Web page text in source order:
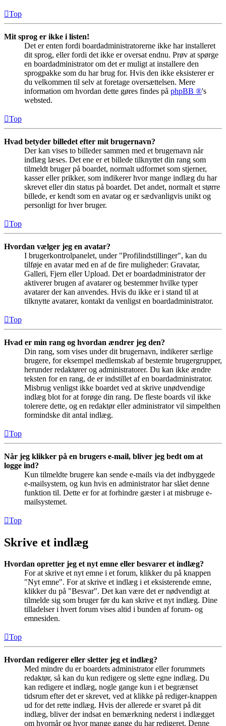
Top
Mit sprog er ikke i listen!
Det er enten fordi boardadministratorerne ikke har installeret
dit sprog, eller fordi det ikke er oversat endnu. Prøv at spørge
en boardadministrator om det er muligt at installere den
sprogpakke som du har brug for. Hvis den ikke eksisterer er
du velkommen til selv at foretage oversættelsen. Mere
information om hvordan dette gøres findes på phpBB ®'s
websted.
Top
Hvad betyder billedet efter mit brugernavn?
Der kan vises to billeder sammen med et brugernavn når
indlæg læses. Det ene er et billede tilknyttet din rang som
tilmeldt bruger på boardet, normalt udformet som stjerner,
kasser eller prikker, som indikerer hvor mange indlæg du har
skrevet eller din status på boardet. Det andet, normalt et større
billede, er kendt som en avatar og er sædvanligvis unikt og
personligt for hver bruger.
Top
Hvordan vælger jeg en avatar?
I brugerkontrolpanelet, under "Profilindstillinger", kan du
tilføje en avatar med en af de fire muligheder: Gravatar,
Galleri, Fjern eller Upload. Det er boardadministrator der
aktiverer brugen af avatarer og bestemmer hvilke typer
avatarer der kan anvendes. Hvis du ikke er i stand til at
tilknytte avatarer, kontakt da venligst en boardadministrator.
Top
Hvad er min rang og hvordan ændrer jeg den?
Din rang, som vises under dit brugernavn, indikerer særlige
brugere, for eksempel medlemskab af bestemte brugergrupper,
herunder redaktører og administratorer. Du kan ikke ændre
teksten for en rang, de er indstillet af en boardadministrator.
Misbrug venligst ikke boardet ved at skrive unødvendige
indlæg blot for at forøge din rang. De fleste boards vil ikke
tolerere dette, og en redaktør eller administrator vil simpelthen
formindske dit antal indlæg.
Top
Når jeg klikker på en brugers e-mail, bliver jeg bedt om at
logge ind?
Kun tilmeldte brugere kan sende e-mails via det indbyggede
e-mailsystem, og kun hvis en administrator har slået denne
funktion til. Dette er for at forhindre gæster i at misbruge e-
mailsystemet.
Top
Skrive et indlæg
Hvordan opretter jeg et nyt emne eller besvarer et indlæg?
For at skrive et nyt emne i et forum, klikker du på knappen
"Nyt emne". For at skrive et indlæg i et eksisterende emne,
klikker du på "Besvar". Det kan være det er nødvendigt at
tilmelde sig som bruger før du kan skrive et nyt indlæg. Dine
tilladelser i hvert forum vises altid i bunden af forum- og
emnesiden.
Top
Hvordan redigerer eller sletter jeg et indlæg?
Med mindre du er boardets administrator eller forummets
redaktør, så kan du kun redigere og slette egne indlæg. Du
kan redigere et indlæg, nogle gange kun i et begrænset
tidsrum efter det er skrevet, ved at klikke på rediger-knappen
ud for det rette indlæg. Hvis der allerede er svaret på dit
indlæg, bliver der indsat en bemærkning nederst i indlægget
om hvornår og hvor mange gange du har redigeret. Denne